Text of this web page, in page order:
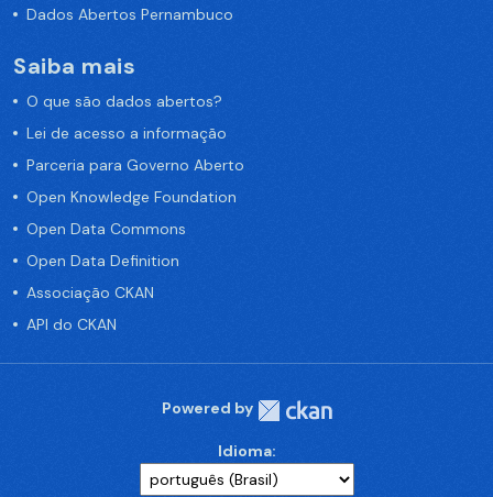
Dados Abertos Pernambuco
Saiba mais
O que são dados abertos?
Lei de acesso a informação
Parceria para Governo Aberto
Open Knowledge Foundation
Open Data Commons
Open Data Definition
Associação CKAN
API do CKAN
Powered by
Idioma